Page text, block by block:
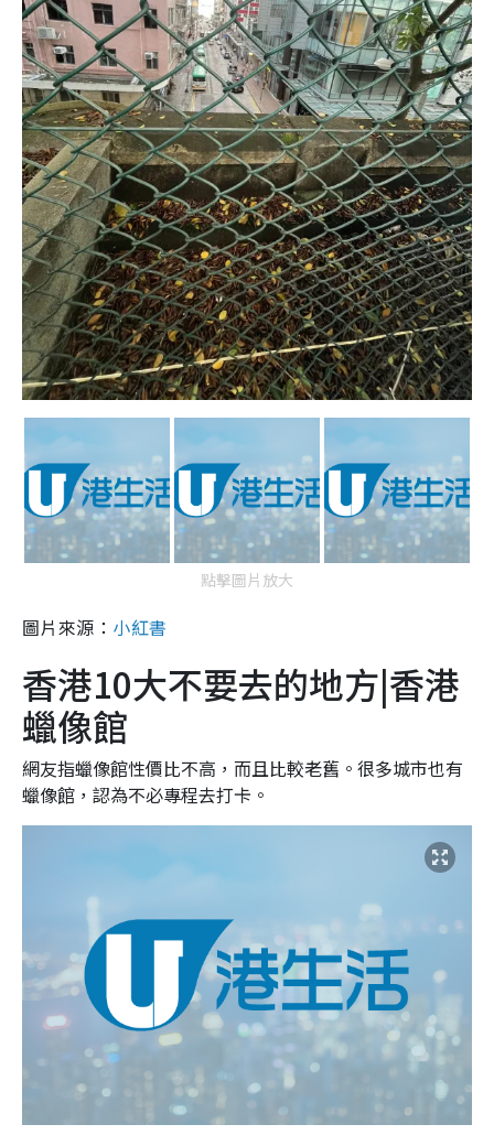
點擊圖片放大
圖片來源： 小紅書
香港10大不要去的地方|香港
蠟像館
網友指蠟像館性價比不高，而且比較老舊。很多城市也有
蠟像館，認為不必專程去打卡。